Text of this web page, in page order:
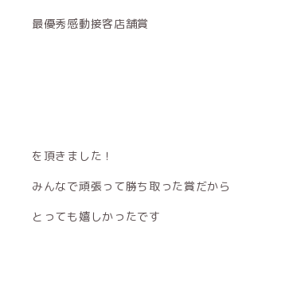
最優秀感動接客店舗賞
を頂きました！
みんなで頑張って勝ち取った賞だから
とっても嬉しかったです